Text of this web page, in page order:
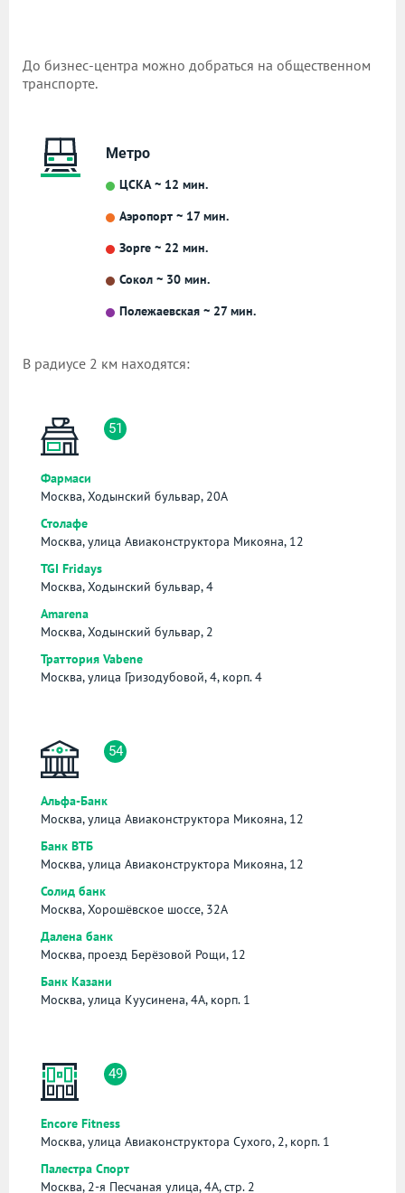
До бизнес-центра можно добраться на общественном
транспорте.
Метро
ЦСКА ~ 12 мин.
Аэропорт ~ 17 мин.
Зорге ~ 22 мин.
Сокол ~ 30 мин.
Полежаевская ~ 27 мин.
В радиусе 2 км находятся:
51
Фармаси
Москва, Ходынский бульвар, 20А
Столафе
Москва, улица Авиаконструктора Микояна, 12
TGI Fridays
Москва, Ходынский бульвар, 4
Amarena
Москва, Ходынский бульвар, 2
Траттория Vabene
Москва, улица Гризодубовой, 4, корп. 4
54
Альфа-Банк
Москва, улица Авиаконструктора Микояна, 12
Банк ВТБ
Москва, улица Авиаконструктора Микояна, 12
Солид банк
Москва, Хорошёвское шоссе, 32А
Далена банк
Москва, проезд Берёзовой Рощи, 12
Банк Казани
Москва, улица Куусинена, 4А, корп. 1
49
Encore Fitness
Москва, улица Авиаконструктора Сухого, 2, корп. 1
Палестра Спорт
Москва, 2-я Песчаная улица, 4А, стр. 2